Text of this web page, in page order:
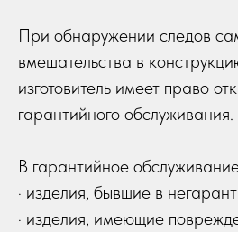
При обнаружении следов
вмешательства в
изготовитель имеет право
гарантийного обслуживания.
В гарантийное
· изделия, бывшие в
· изделия, имеющие